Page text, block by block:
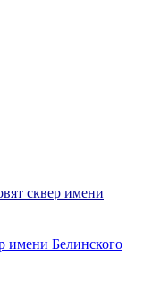
имени Белинского